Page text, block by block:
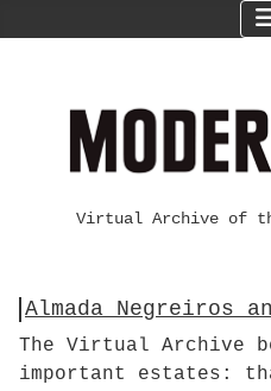
Virtual Archive of
Almada Negreiros
The Virtual Archive
important estates: